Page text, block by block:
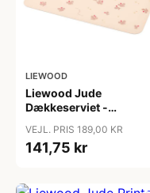
LIEWOOD
Liewood Jude
Dækkeserviet -
VEJL. PRIS 189,00 KR
141,75 kr